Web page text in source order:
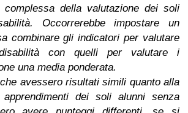
della valutazione dei soli
Occorrerebbe impostare un
combinare gli indicatori per valutare
con quelli per valutare i
una media ponderata.
avessero risultati simili quanto alla
apprendimenti dei soli alunni senza